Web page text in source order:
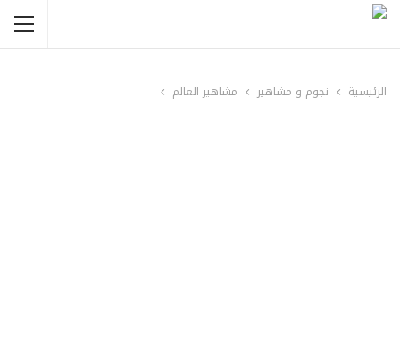
الرئيسية نجوم و مشاهير مشاهير العالم